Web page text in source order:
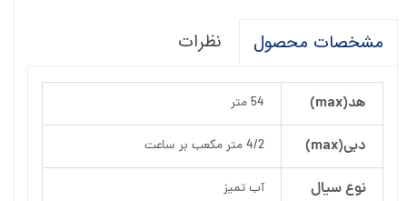
مشخصات محصول نظرات
هد(max) 54 متر
دبی(max) 4/2 متر مکعب بر ساعت
نوع سیال آب تمیز